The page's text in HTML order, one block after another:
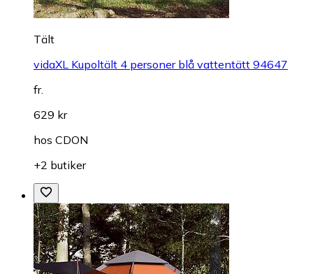
Tält
vidaXL Kupoltält 4 personer blå vattentätt 94647
fr.
629 kr
hos CDON
+2 butiker